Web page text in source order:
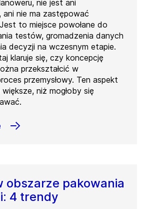
nie jest ani
ani nie ma zastępować
to miejsce powołane do
testów, gromadzenia danych
decyzji na wczesnym etapie.
klaruje się, czy koncepcję
przekształcić w
przemysłowy. Ten aspekt
niż mogłoby się
obszarze pakowania
4 trendy